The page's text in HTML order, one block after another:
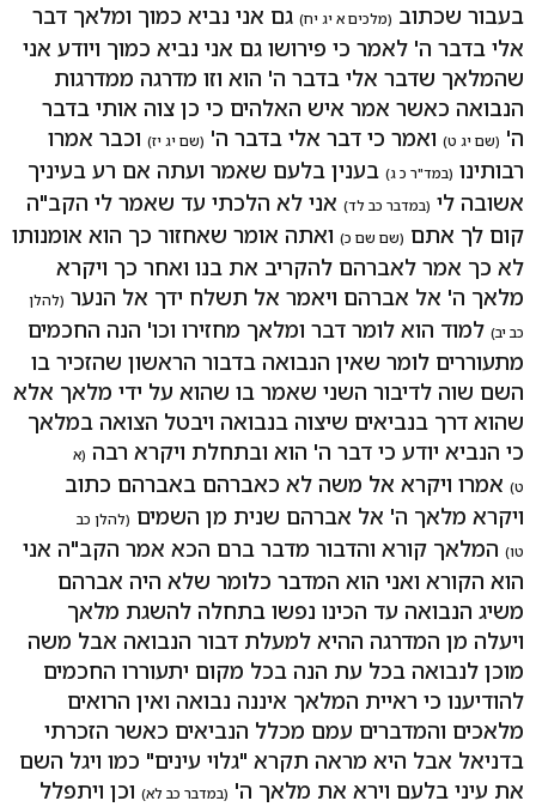
בעבור שכתוב (מלכים א יג יח) גם אני נביא כמוך ומלאך דבר
אלי בדבר ה' לאמר כי פירושו גם אני נביא כמוך ויודע אני
שהמלאך שדבר אלי בדבר ה' הוא וזו מדרגה ממדרגות
הנבואה כאשר אמר איש האלהים כי כן צוה אותי בדבר
ה' (שם יג ט) ואמר כי דבר אלי בדבר ה' (שם יג יז) וכבר אמרו
רבותינו (במד"ר כ ג) בענין בלעם שאמר ועתה אם רע בעיניך
אשובה לי (במדבר כב לד) אני לא הלכתי עד שאמר לי הקב"ה
קום לך אתם (שם שם כ) ואתה אומר שאחזור כך הוא אומנותו
לא כך אמר לאברהם להקריב את בנו ואחר כך ויקרא
מלאך ה' אל אברהם ויאמר אל תשלח ידך אל הנער (להלן
כב יב) למוד הוא לומר דבר ומלאך מחזירו וכו' הנה החכמים
מתעוררים לומר שאין הנבואה בדבור הראשון שהזכיר בו
השם שוה לדיבור השני שאמר בו שהוא על ידי מלאך אלא
שהוא דרך בנביאים שיצוה בנבואה ויבטל הצואה במלאך
כי הנביא יודע כי דבר ה' הוא ובתחלת ויקרא רבה (א
ט) אמרו ויקרא אל משה לא כאברהם באברהם כתוב
ויקרא מלאך ה' אל אברהם שנית מן השמים (להלן כב
טו) המלאך קורא והדבור מדבר ברם הכא אמר הקב"ה אני
הוא הקורא ואני הוא המדבר כלומר שלא היה אברהם
משיג הנבואה עד הכינו נפשו בתחלה להשגת מלאך
ויעלה מן המדרגה ההיא למעלת דבור הנבואה אבל משה
מוכן לנבואה בכל עת הנה בכל מקום יתעוררו החכמים
להודיענו כי ראיית המלאך איננה נבואה ואין הרואים
מלאכים והמדברים עמם מכלל הנביאים כאשר הזכרתי
בדניאל אבל היא מראה תקרא "גלוי עינים" כמו ויגל השם
את עיני בלעם וירא את מלאך ה' (במדבר כב לא) וכן ויתפלל